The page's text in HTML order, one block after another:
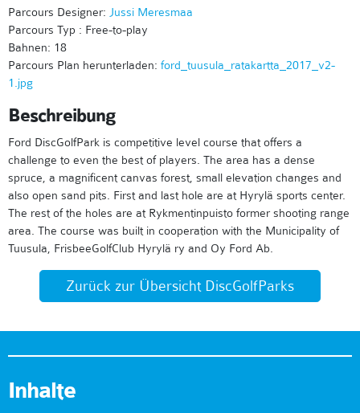
Parcours Designer: Jussi Meresmaa
Parcours Typ : Free-to-play
Bahnen: 18
Parcours Plan herunterladen: ford_tuusula_ratakartta_2017_v2-
1.jpg
Beschreibung
Ford DiscGolfPark is competitive level course that offers a
challenge to even the best of players. The area has a dense
spruce, a magnificent canvas forest, small elevation changes and
also open sand pits. First and last hole are at Hyrylä sports center.
The rest of the holes are at Rykmentinpuisto former shooting range
area. The course was built in cooperation with the Municipality of
Tuusula, FrisbeeGolfClub Hyrylä ry and Oy Ford Ab.
Zurück zur Übersicht DiscGolfParks
Inhalte